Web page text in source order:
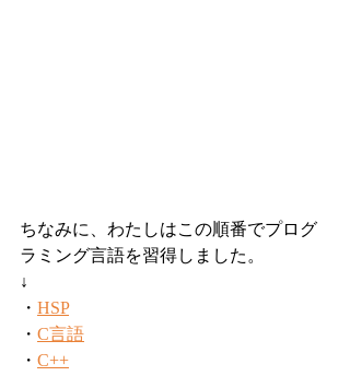
ちなみに、わたしはこの順番でプログ
ラミング言語を習得しました。
↓
・ HSP
・ C言語
・ C++